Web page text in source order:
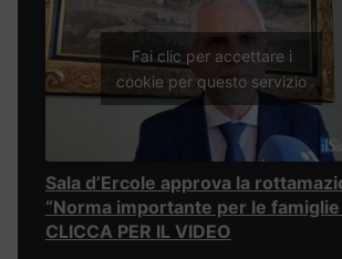
Fai clic per accettare i
cookie per questo servizio
Sala d’Ercole approva la
“Norma importante per le famiglie
CLICCA PER IL VIDEO